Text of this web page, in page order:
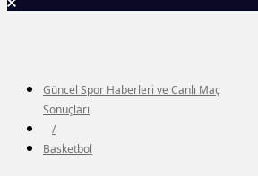
Güncel Spor Haberleri ve Canlı Maç
Sonuçları
/
Basketbol